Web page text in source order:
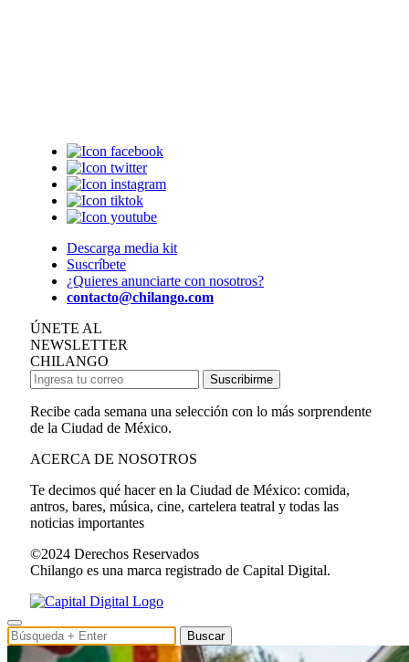
Descarga media kit
Suscríbete
¿Quieres anunciarte con nosotros?
contacto@chilango.com
ÚNETE AL
NEWSLETTER
CHILANGO
Suscribirme
Recibe cada semana una selección con lo más sorprendente
de la Ciudad de México.
ACERCA DE NOSOTROS
Te decimos qué hacer en la Ciudad de México: comida,
antros, bares, música, cine, cartelera teatral y todas las
noticias importantes
©2024 Derechos Reservados
Chilango es una marca registrado de Capital Digital.
Buscar